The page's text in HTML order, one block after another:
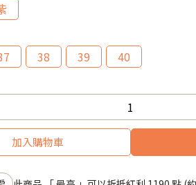
38 39 40
加入購物車